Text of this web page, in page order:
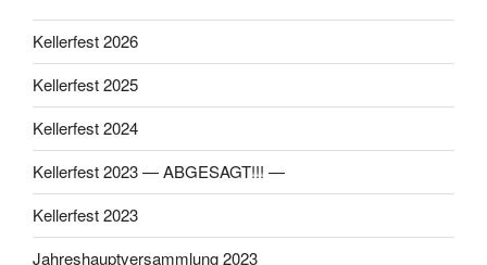
Kellerfest 2026
Kellerfest 2025
Kellerfest 2024
Kellerfest 2023 — ABGESAGT!!! —
Kellerfest 2023
Jahreshauptversammlung 2023